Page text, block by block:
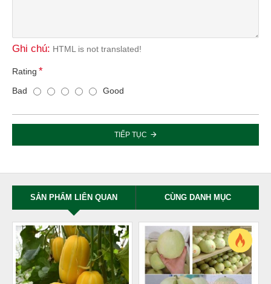
Ghi chú: HTML is not translated!
Rating
Bad
Good
TIẾP TỤC
SẢN PHẨM LIÊN QUAN CÙNG DANH MỤC